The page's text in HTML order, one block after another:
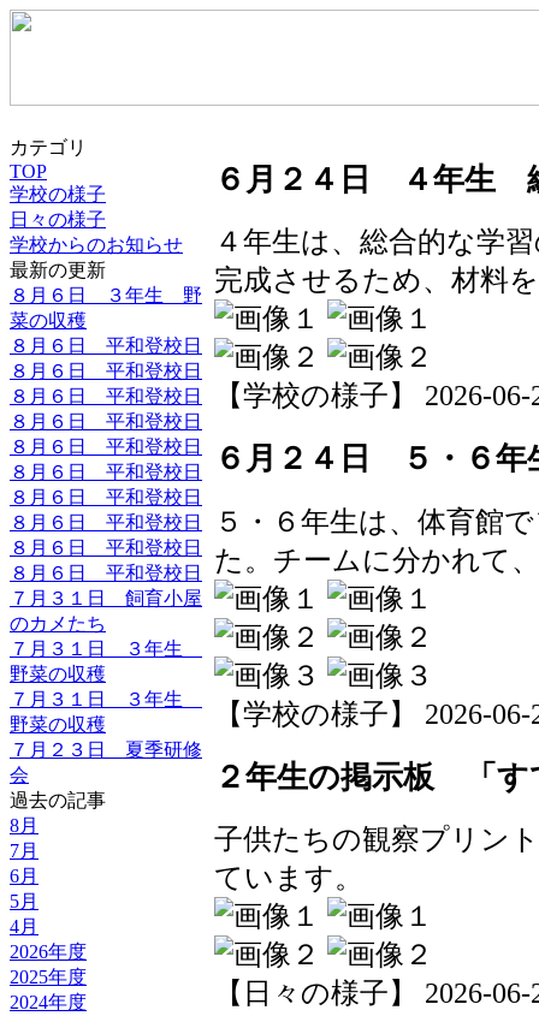
カテゴリ
TOP
学校の様子
日々の様子
学校からのお知らせ
最新の更新
８月６日 ３年生 野
菜の収穫
８月６日 平和登校日
８月６日 平和登校日
８月６日 平和登校日
８月６日 平和登校日
８月６日 平和登校日
８月６日 平和登校日
８月６日 平和登校日
８月６日 平和登校日
８月６日 平和登校日
８月６日 平和登校日
７月３１日 飼育小屋
のカメたち
７月３１日 ３年生
野菜の収穫
７月３１日 ３年生
野菜の収穫
７月２３日 夏季研修
会
過去の記事
8月
7月
6月
5月
4月
2026年度
2025年度
2024年度
６月２４日 ４年生
４年生は、総合的な学
完成させるため、材料
【学校の様子】 2026-
６月２４日 ５・６
５・６年生は、体育館
た。チームに分かれて
【学校の様子】 2026-
２年生の掲示板 「す
子供たちの観察プリン
ています。
【日々の様子】 2026-